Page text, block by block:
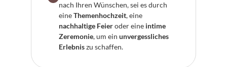
nach Ihren Wünschen, sei es durch
eine Themenhochzeit
nachhaltige Feier oder eine intime
Zeremonie, um ein unvergessliches
Erlebnis zu schaffen.